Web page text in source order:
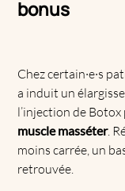
bonus
Chez certain·e·s
a induit un
l’injection de
muscle masséter.
moins carrée, un
retrouvée.